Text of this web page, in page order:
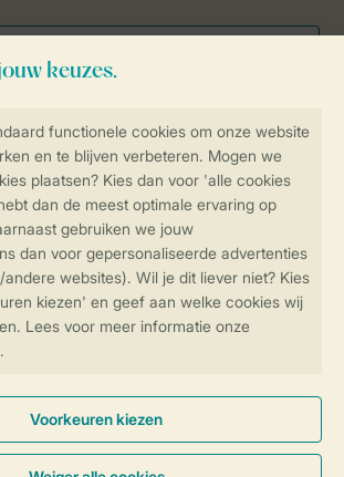
over jouw gegevens &
Instellingen wijzigen
boeken